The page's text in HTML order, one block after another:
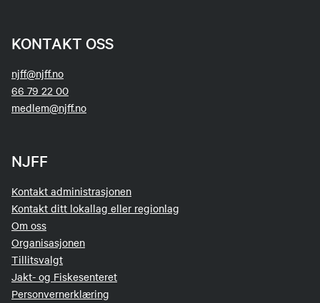
KONTAKT OSS
njff@njff.no
66 79 22 00
medlem@njff.no
NJFF
Kontakt administrasjonen
Kontakt ditt lokallag eller regionlag
Om oss
Organisasjonen
Tillitsvalgt
Jakt- og Fiskesenteret
Personvernerklæring